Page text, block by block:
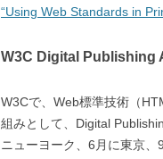
“Using Web Standards in
W3C Digital Publishing
W3Cで、Web標準技術（
組みとして、Digital
ニューヨーク、6月に東京、